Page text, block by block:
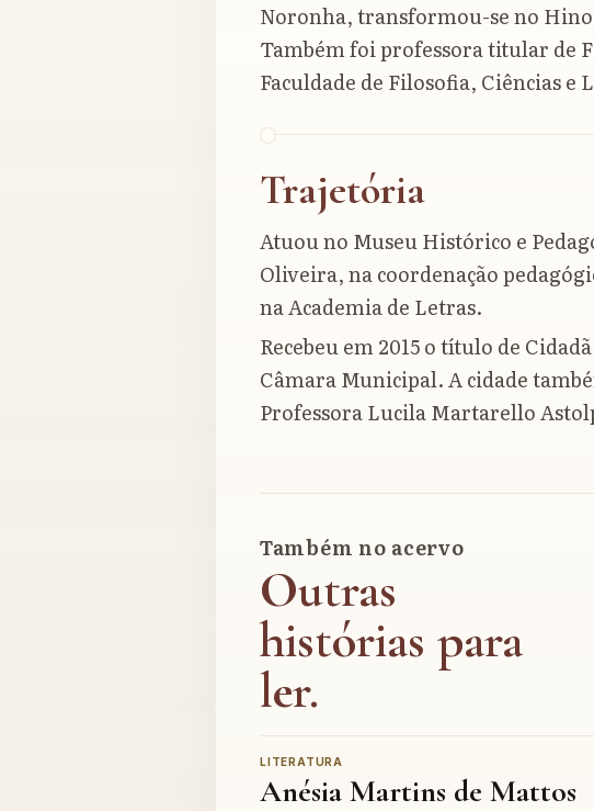
Noronha, transformou-se no Hino
Também foi professora titular de
Faculdade de Filosofia, Ciências e
Trajetória
Atuou no Museu Histórico e
Oliveira, na coordenação
na Academia de Letras.
Recebeu em 2015 o título de
Câmara Municipal. A cidade
Professora Lucila Martarello
Também no acervo
Outras
histórias para
ler.
LITERATURA
Anésia Martins de Mattos